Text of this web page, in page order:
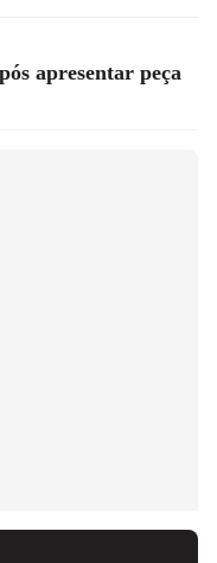
apresentar peça